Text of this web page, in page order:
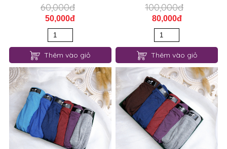
60,000đ
50,000đ
Thêm vào giỏ
100,000đ
80,000đ
Thêm vào giỏ